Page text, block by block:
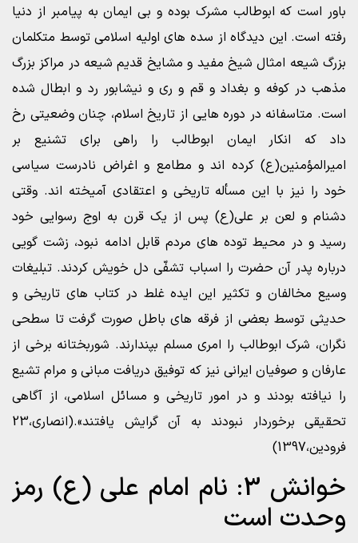
باور است که ابوطالب مشرک بوده و بی ایمان به پیامبر از دنیا
رفته است. این دیدگاه از سده های اولیه اسلامی توسط متکلمان
بزرگ شیعه امثال شیخ مفید و مشایخ قدیم شیعه در مراکز بزرگ
مذهب در کوفه و بغداد و قم و ری و نیشابور رد و ابطال شده
است. متاسفانه در دوره هایی از تاریخ اسلام، چنان وضعیتی رخ
داد که انکار ایمان ابوطالب را راهی برای تشنیع بر
امیرالمؤمنین(ع) کرده اند و مطامع و اغراض نادرست سیاسی
خود را نیز با این مسأله تاریخی و اعتقادی آمیخته اند. وقتی
دشنام و لعن بر علی(ع) پس از یک قرن به اوج رسوایی خود
رسید و در محیط توده های مردم قابل ادامه نبود، زشت گویی
درباره پدر آن حضرت را اسباب تشفّی دل خویش کردند. تبلیغات
وسیع مخالفان و تکثیر این ایده غلط در کتاب های تاریخی و
حدیثی توسط بعضی از فرقه های باطل صورت گرفت تا سطحی
نگران، شرک ابوطالب را امری مسلم بپندارند. شوربختانه برخی از
عارفان و صوفیان ایرانی نیز که توفیق دریافت مبانی و مرام تشیع
را نیافته بودند و در امور تاریخی و مسائل اسلامی، از آگاهی
تحقیقی برخوردار نبودند به آن گرایش یافتند».(انصاری،23
فرودین،1397)
خوانش 3: نام امام علی (ع) رمز
وحدت است